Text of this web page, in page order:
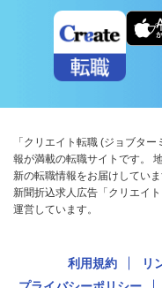
アプ
「クリエイト転職 (ジョブタ
報が満載の転職サイトです。
新の転職情報をお届けしていま
新聞折込求人広告「クリエイ
運営しています。
利用規約 リ